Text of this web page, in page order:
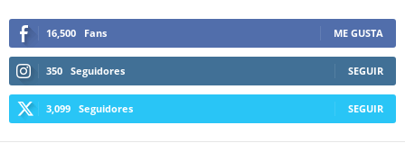
16,500 Fans ME GUSTA
350 Seguidores SEGUIR
3,099 Seguidores SEGUIR